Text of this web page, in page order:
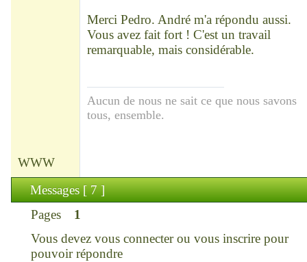
Merci Pedro. André m'a répondu aussi.
Vous avez fait fort ! C'est un travail
remarquable, mais considérable.
Aucun de nous ne sait ce que nous savons
tous, ensemble.
WWW
Messages [ 7 ]
Pages
1
Vous devez vous connecterou vous inscrirepour
pouvoir répondre